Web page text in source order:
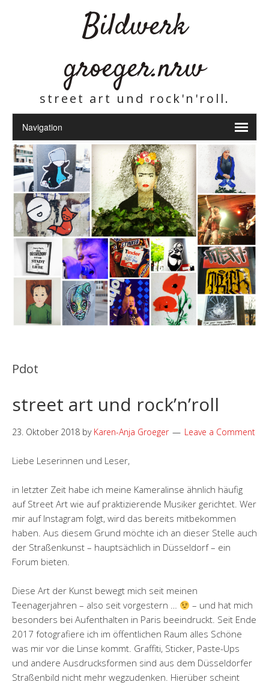
Bildwerk
groeger.nrw
street art und rock'n'roll.
Pdot
street art und rock’n’roll
23. Oktober 2018 by Karen-Anja Groeger Leave a Comment
Liebe Leserinnen und Leser,
in letzter Zeit habe ich meine Kameralinse ähnlich häufig
auf Street Art wie auf praktizierende Musiker gerichtet. Wer
mir auf Instagram folgt, wird das bereits mitbekommen
haben. Aus diesem Grund möchte ich an dieser Stelle auch
der Straßenkunst – hauptsächlich in Düsseldorf – ein
Forum bieten.
Diese Art der Kunst bewegt mich seit meinen
Teenagerjahren – also seit vorgestern …
– und hat mich
besonders bei Aufenthalten in Paris beeindruckt. Seit Ende
2017 fotografiere ich im öffentlichen Raum alles Schöne
was mir vor die Linse kommt. Graffiti, Sticker, Paste-Ups
und andere Ausdrucksformen sind aus dem Düsseldorfer
Straßenbild nicht mehr wegzudenken. Hierüber scheint